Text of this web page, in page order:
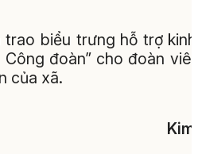
biểu trưng hỗ trợ
Công đoàn” cho đoàn
của xã.